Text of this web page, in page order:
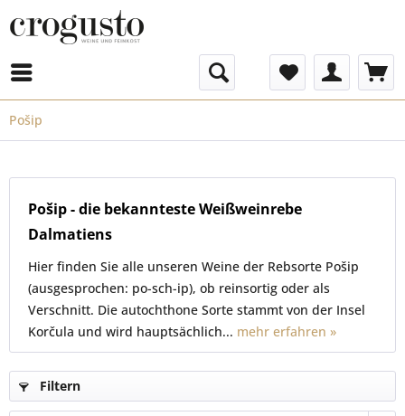
Pošip
Pošip - die bekannteste Weißweinrebe
Dalmatiens
Hier finden Sie alle unseren Weine der Rebsorte Pošip
(ausgesprochen: po-sch-ip), ob reinsortig oder als
Verschnitt. Die autochthone Sorte stammt von der Insel
Korčula und wird hauptsächlich... mehr erfahren »
Filtern